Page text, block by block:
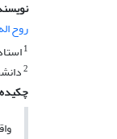
روح
1
2
چکیده